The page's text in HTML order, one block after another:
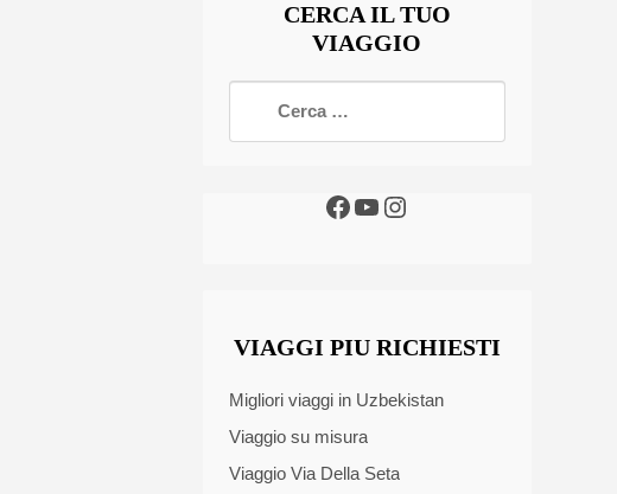
CERCA IL TUO
VIAGGIO
VIAGGI PIU RICHIESTI
Migliori viaggi in Uzbekistan
Viaggio su misura
Viaggio Via Della Seta